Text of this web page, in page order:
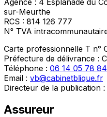
sur-Meurthe
RCS : 814 126 777
N° TVA
Carte professionnelle T n°
Préfecture de délivrance :
Téléphone : 06 14 05 78 84
Email : vb@cabinetblique.fr
Directeur de la publication
Assureur